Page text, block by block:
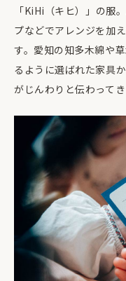
「KiHi（キヒ）」の服
プなどでアレンジを加
す。愛知の知多木綿や
るように選ばれた家具
がじんわりと伝わってき